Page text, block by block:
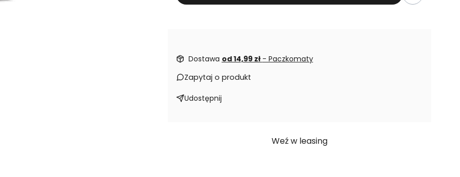
Dostawa od 14,99 zł - Paczkomaty
Zapytaj o produkt
Udostępnij
Weź w leasing